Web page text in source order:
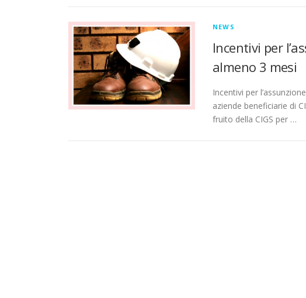
NEWS
Incentivi per
almeno 3 mesi
Incentivi per
aziende beneficiarie di
fruito della CIGS per …